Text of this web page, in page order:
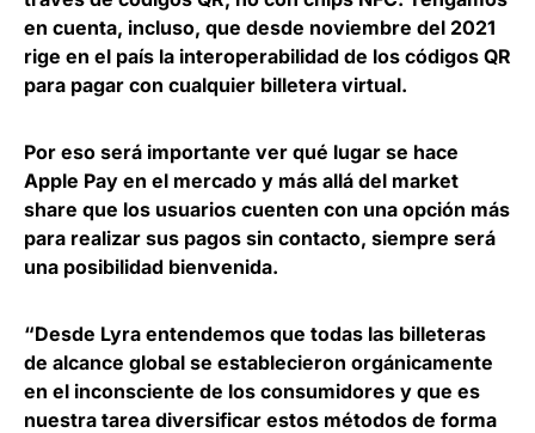
en cuenta, incluso, que desde noviembre del 2021
rige en el país la interoperabilidad de los códigos QR
para pagar con cualquier billetera virtual.
Por eso será importante ver qué lugar se hace
Apple Pay en el mercado y más allá del market
share que los usuarios cuenten con una opción más
para realizar sus pagos sin contacto, siempre será
una posibilidad bienvenida.
“Desde Lyra entendemos que todas las billeteras
de alcance global se establecieron orgánicamente
en el inconsciente de los consumidores y que es
nuestra tarea diversificar estos métodos de forma